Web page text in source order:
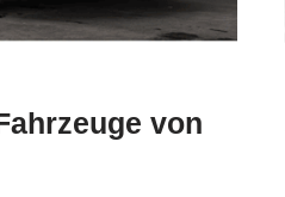
von